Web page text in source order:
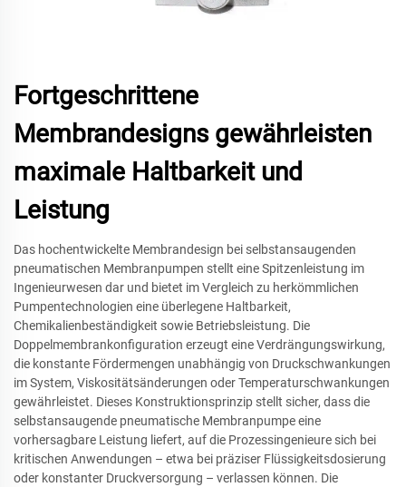
Fortgeschrittene
Membrandesigns gewährleisten
maximale Haltbarkeit und
Leistung
Das hochentwickelte Membrandesign bei selbstansaugenden
pneumatischen Membranpumpen stellt eine Spitzenleistung im
Ingenieurwesen dar und bietet im Vergleich zu herkömmlichen
Pumpentechnologien eine überlegene Haltbarkeit,
Chemikalienbeständigkeit sowie Betriebsleistung. Die
Doppelmembrankonfiguration erzeugt eine Verdrängungswirkung,
die konstante Fördermengen unabhängig von Druckschwankungen
im System, Viskositätsänderungen oder Temperaturschwankungen
gewährleistet. Dieses Konstruktionsprinzip stellt sicher, dass die
selbstansaugende pneumatische Membranpumpe eine
vorhersagbare Leistung liefert, auf die Prozessingenieure sich bei
kritischen Anwendungen – etwa bei präziser Flüssigkeitsdosierung
oder konstanter Druckversorgung – verlassen können. Die